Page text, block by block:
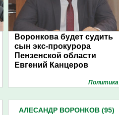
Воронкова будет судить
сын экс-прокурора
Пензенской области
Евгений Канцеров
Политика
АЛЕСАНДР ВОРОНКОВ (95)